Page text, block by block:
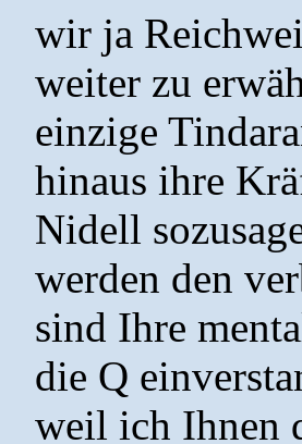
wir ja
weiter zu
einzige
hinaus ihre
Nidell
werden den
sind Ihre
die Q
weil ich Ihnen